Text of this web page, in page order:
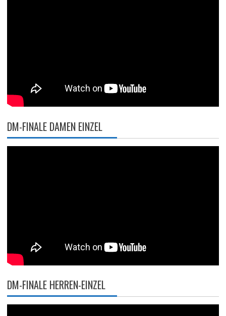
DM-FINALE DAMEN EINZEL
DM-FINALE HERREN-EINZEL